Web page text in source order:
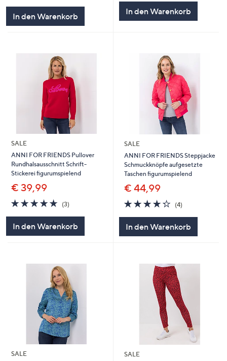
In den Warenkorb
In den Warenkorb
SALE
ANNI FOR FRIENDS Pullover
Rundhalsausschnitt Schrift-
Stickerei figurumspielend
€ 39,99
4.7
von
(3)3
In den Warenkorb
SALE
ANNI FOR FRIENDS Steppjacke
Schmuckknöpfe aufgesetzte
Taschen figurumspielend
€ 44,99
4.2
von
(4)4
In den Warenkorb
SALE
SALE